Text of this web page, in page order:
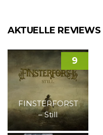
AKTUELLE REVIEWS
FINSTERFORST
– Still
9